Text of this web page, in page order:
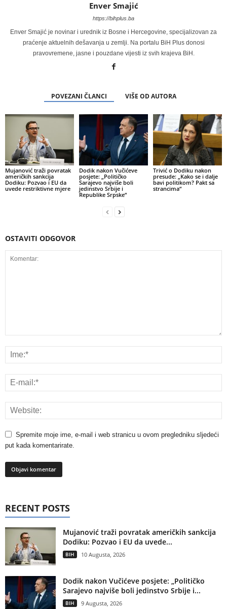
Enver Smajić
https://bihplus.ba
Enver Smajić je novinar i urednik iz Bosne i Hercegovine, specijalizovan za
praćenje aktuelnih dešavanja u zemlji. Na portalu BiH Plus donosi
pravovremene, jasne i pouzdane vijesti iz svih krajeva BiH.
POVEZANI ČLANCI VIŠE OD AUTORA
Mujanović traži povratak
američkih sankcija
Dodiku: Pozvao i EU da
uvede restriktivne mjere
Dodik nakon Vučićeve
posjete: „Političko
Sarajevo najviše boli
jedinstvo Srbije i
Republike Srpske“
Trivić o Dodiku nakon
presude: „Kako se i dalje
bavi politikom? Pakt sa
strancima“
OSTAVITI ODGOVOR
Spremite moje ime, e-mail i web stranicu u ovom pregledniku sljedeći
put kada komentarirate.
RECENT POSTS
Mujanović traži povratak američkih sankcija
Dodiku: Pozvao i EU da uvede...
BIH 10 Augusta, 2026
Dodik nakon Vučićeve posjete: „Političko
Sarajevo najviše boli jedinstvo Srbije i...
BIH 9 Augusta, 2026